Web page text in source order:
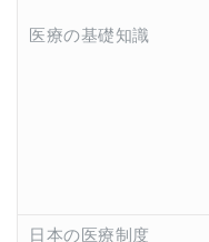
医療の基礎知識
日本の医療制度